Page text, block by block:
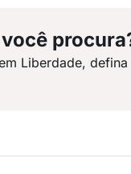
Liberdade,